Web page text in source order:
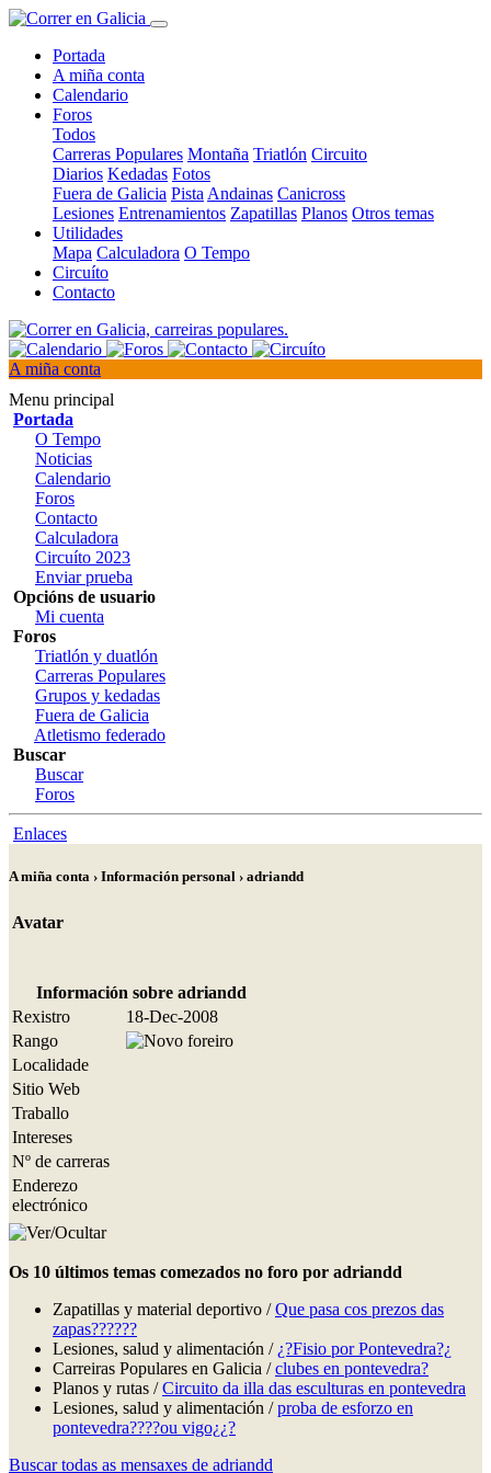
Portada
A miña conta
Calendario
Foros
Todos
Carreras Populares Montaña Triatlón Circuito
Diarios Kedadas Fotos
Fuera de Galicia Pista Andainas Canicross
Lesiones Entrenamientos Zapatillas Planos Otros temas
Utilidades
Mapa Calculadora O Tempo
Circuíto
Contacto
A miña conta
Menu principal
Portada
O Tempo
Noticias
Calendario
Foros
Contacto
Calculadora
Circuíto 2023
Enviar prueba
Opcións de usuario
Mi cuenta
Foros
Triatlón y duatlón
Carreras Populares
Grupos y kedadas
Fuera de Galicia
Atletismo federado
Buscar
Buscar
Foros
Enlaces
A miña conta › Información personal › adriandd
Avatar
Información sobre adriandd
Rexistro
18-Dec-2008
Rango
Localidade
Sitio Web
Traballo
Intereses
Nº de carreras
Enderezo
electrónico
Os 10 últimos temas comezados no foro por adriandd
Zapatillas y material deportivo /Que pasa cos prezos das
zapas??????
Lesiones, salud y alimentación / ¿?Fisio por Pontevedra?¿
Carreiras Populares en Galicia /clubes en pontevedra?
Planos y rutas /Circuito da illa das esculturas en pontevedra
Lesiones, salud y alimentación /proba de esforzo en
pontevedra????ou vigo¿¿?
Buscar todas as mensaxes de adriandd